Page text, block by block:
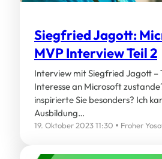
Siegfried Jagott:
MVP Interview Teil 2
Interview mit Siegfried Jagott –
Interesse an Microsoft
inspirierte Sie besonders? Ich
Ausbildung…
19. Oktober 2023 11:30 Froher